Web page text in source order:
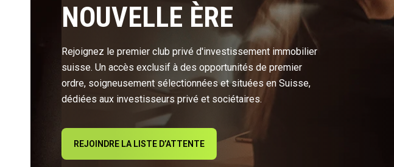
NOUVELLE ÈRE
Rejoignez le premier club privé d'investissement immobilier
suisse. Un accès exclusif à des opportunités de premier
ordre, soigneusement sélectionnées et situées en Suisse,
dédiées aux investisseurs privé et sociétaires.
REJOINDRE LA LISTE D’ATTENTE